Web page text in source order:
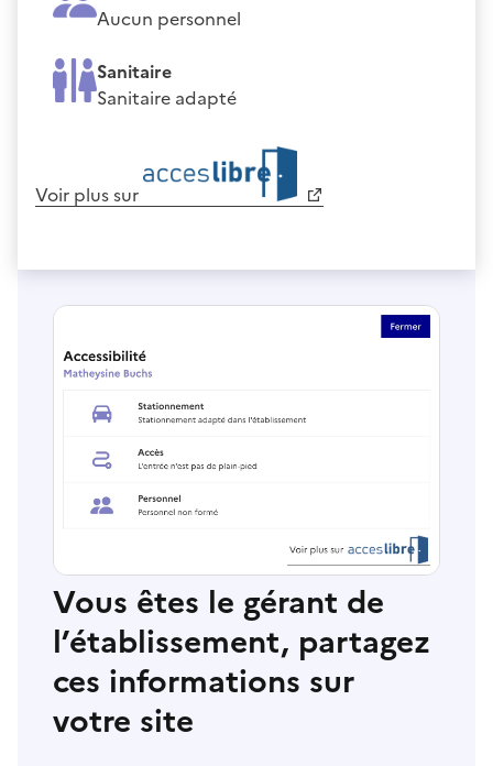
Aucun personnel
Sanitaire
Sanitaire adapté
Voir plus sur
Vous êtes le gérant de
l’établissement, partagez
ces informations sur
votre site